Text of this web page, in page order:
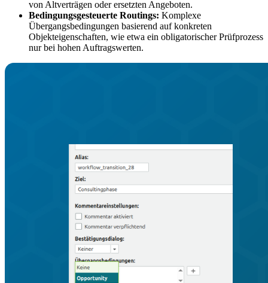
von Altverträgen oder ersetzten Angeboten.
Bedingungsgesteuerte Routings: Komplexe
Übergangsbedingungen basierend auf konkreten
Objekteigenschaften, wie etwa ein obligatorischer Prüfprozess
nur bei hohen Auftragswerten.